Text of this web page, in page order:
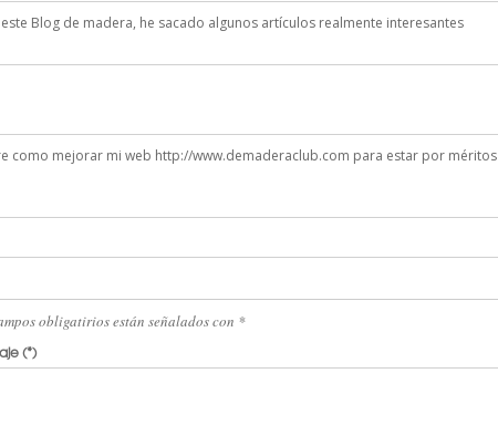
Blog de madera, he sacado algunos artículos realmente interesantes
como mejorar mi web http://www.demaderaclub.com para estar por méritos
obligatirios están señalados con *
(*)